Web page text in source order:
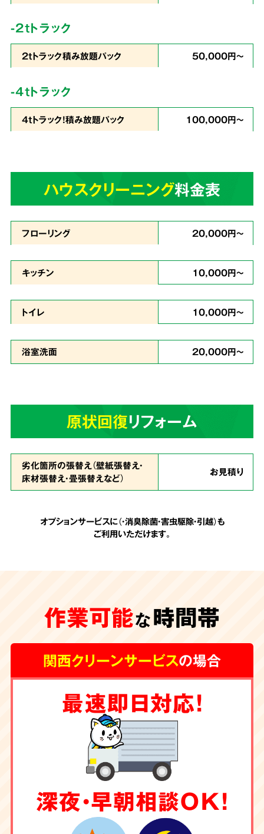
私たちは片づけで出たゴミの処分から、不用品
の買取りまでをワンストップで行っています。
業界最安値を目指したサービスでお客様満足度
4
あらゆる状況に
スピーディーに対応
どんな現場
でも対応
のが難しいという状態でも作業致します。
まで積み上げられたゴミも、虫の湧いたゴミも
追加費用は一切なし
一切なし
関西クリーンサービスの会計は非常にシンプル
です。お見積りの際に、わかりやすい内訳で提
示させて頂く料金が全てです。お客様の承諾の
ない勝手な追加費用は一切頂きません。
除菌・消臭・ハウス
クリーニングもお任せ
-2tトラック
2tトラック積み放題パック 50,000円～
-4tトラック
4tトラック！積み放題パック 100,000円～
ハウスクリーニング料金表
フローリング 20,000円～
キッチン 10,000円～
トイレ 10,000円～
浴室洗面 20,000円～
原状回復リフォーム
劣化箇所の張替え（壁紙張替え・
床材張替え・畳張替えなど）
お見積り
オプションサービスに（・消臭除菌・害虫駆除・引越）も
ご利用いただけます。
作業可能な時間帯
関西クリーンサービスの場合
最速即日対応！
深夜・早朝相談OK！